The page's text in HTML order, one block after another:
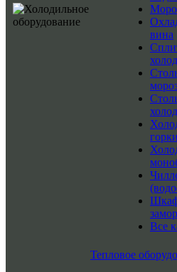
вина
горки
Все
Тепловое